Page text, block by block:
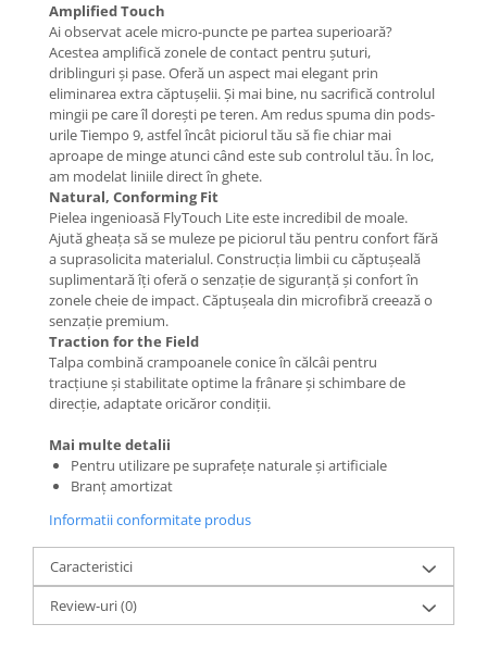
Amplified Touch
Ai observat acele micro-puncte pe partea superioară?
Acestea amplifică zonele de contact pentru șuturi,
driblinguri și pase. Oferă un aspect mai elegant prin
eliminarea extra căptușelii. Și mai bine, nu sacrifică controlul
mingii pe care îl dorești pe teren. Am redus spuma din pods-
urile Tiempo 9, astfel încât piciorul tău să fie chiar mai
aproape de minge atunci când este sub controlul tău. În loc,
am modelat liniile direct în ghete.
Natural, Conforming Fit
Pielea ingenioasă FlyTouch Lite este incredibil de moale.
Ajută gheața să se muleze pe piciorul tău pentru confort fără
a suprasolicita materialul. Construcția limbii cu căptușeală
suplimentară îți oferă o senzație de siguranță și confort în
zonele cheie de impact. Căptușeala din microfibră creează o
senzație premium.
Traction for the Field
Talpa combină crampoanele conice în călcâi pentru
tracțiune și stabilitate optime la frânare și schimbare de
direcție, adaptate oricăror condiții.
Mai multe detalii
Pentru utilizare pe suprafețe naturale și artificiale
Branț amortizat
Informatii conformitate produs
Caracteristici
Review-uri(0)